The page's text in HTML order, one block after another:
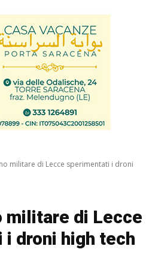
militare di Lecce sperimentati i droni
militare di Lecce
droni high tech